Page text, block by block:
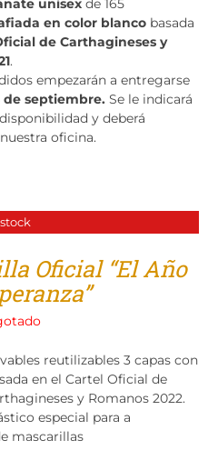
Tienda
unisexde 165
en color blancobasada
de Carthagineses y
.
empezarán a entregarse
de septiembre. Se le indicará
y deberá
oficina.
Oficial “El Año
reutilizables 3 capas con
en el Cartel Oficial de
y Romanos 2022.
especial para a
mascarillas